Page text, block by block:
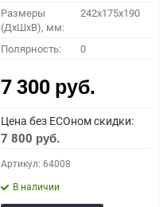
Размеры
(ДхШхВ), мм:
242x175x190
Полярность: 0
7 300 руб.
Цена без ECOном скидки:
7 800 руб.
Артикул: 64008
В наличии